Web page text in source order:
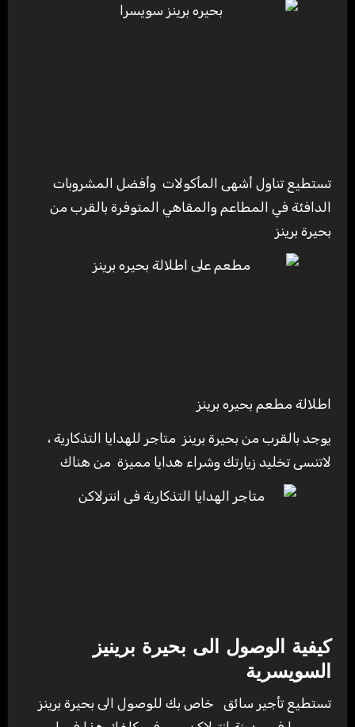
تستطيع تناول أشهى المأكولات وأفضل المشروبات
الدافئة في المطاعم والمقاهي المتوفرة بالقرب من
بحيرة برينز
اطلالة مطعم بحيره برينز
يوجد بالقرب من بحيرة برينز متاجر للهدايا التذكارية ،
لاتنسى تخليد زيارتك وشراء هدايا مميزة من هناك
كيفية الوصول الى بحيرة برينيز
السويسرية
تستطيع تأجير سائق خاص بك للوصول الى بحيرة برينز